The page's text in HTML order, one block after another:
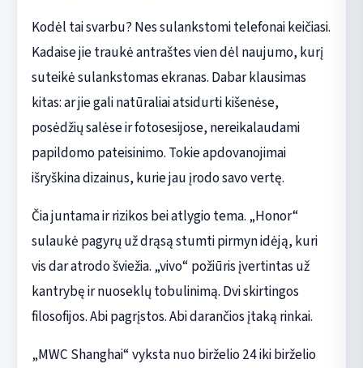
Kodėl tai svarbu? Nes sulankstomi telefonai keičiasi.
Kadaise jie traukė antraštes vien dėl naujumo, kurį
suteikė sulankstomas ekranas. Dabar klausimas
kitas: ar jie gali natūraliai atsidurti kišenėse,
posėdžių salėse ir fotosesijose, nereikalaudami
papildomo pateisinimo. Tokie apdovanojimai
išryškina dizainus, kurie jau įrodo savo vertę.
Čia juntama ir rizikos bei atlygio tema. „Honor“
sulaukė pagyrų už drąsą stumti pirmyn idėją, kuri
vis dar atrodo šviežia. „vivo“ požiūris įvertintas už
kantrybę ir nuoseklų tobulinimą. Dvi skirtingos
filosofijos. Abi pagrįstos. Abi darančios įtaką rinkai.
„MWC Shanghai“ vyksta nuo birželio 24 iki birželio